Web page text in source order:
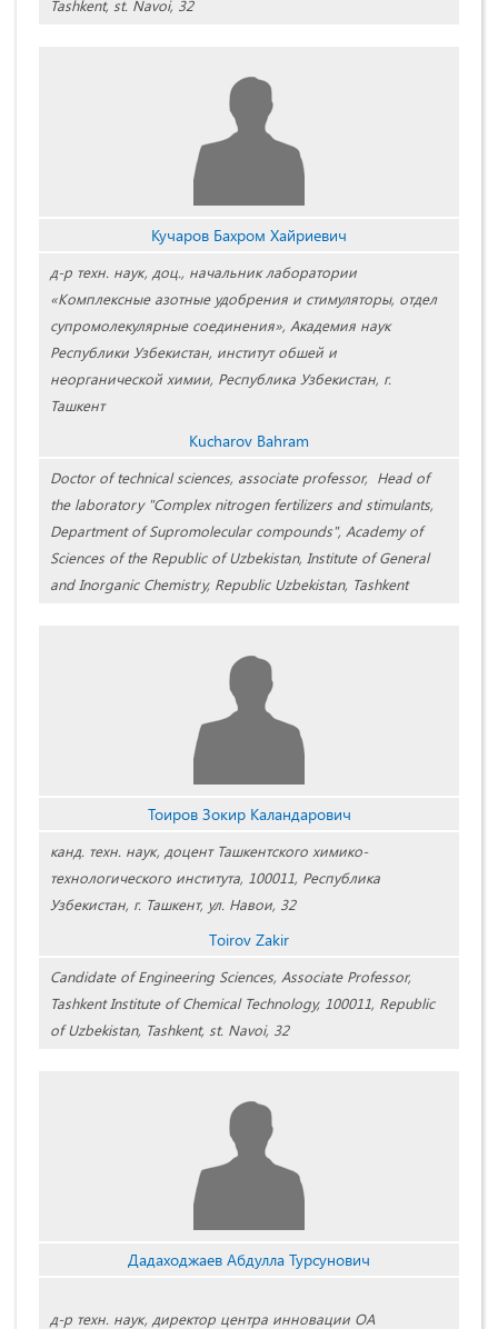
Tashkent, st. Navoi, 32
Кучаров Бахром Хайриевич
д-р техн. наук, доц., начальник лаборатории
«Комплексные азотные удобрения и стимуляторы, отдел
супромолекулярные соединения», Академия наук
Республики Узбекистан, институт обшей и
неорганической химии, Республика Узбекистан, г.
Ташкент
Kucharov Bahram
Doctor of technical sciences, associate professor, Head of
the laboratory "Complex nitrogen fertilizers and stimulants,
Department of Supromolecular compounds", Academy of
Sciences of the Republic of Uzbekistan, Institute of General
and Inorganic Chemistry, Republic Uzbekistan, Tashkent
Тоиров Зокир Каландарович
канд. техн. наук, доцент Ташкентского химико-
технологического института, 100011, Республика
Узбекистан, г. Ташкент, ул. Навои, 32
Tоirov Zakir
Candidate of Engineering Sciences, Associate Professor,
Tashkent Institute of Chemical Technology, 100011, Republic
of Uzbekistan, Tashkent, st. Navoi, 32
Дадаходжаев Абдулла Турсунович
д-р техн. наук, директор центра инновации ОА